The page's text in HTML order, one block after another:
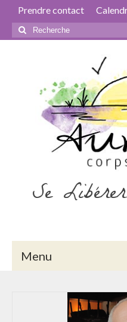
Prendre contact
Rechercher
:
Se
Menu
Psychogénéalogie